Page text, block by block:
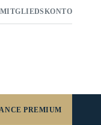
MITGLIEDSKONTO
PREMIUM